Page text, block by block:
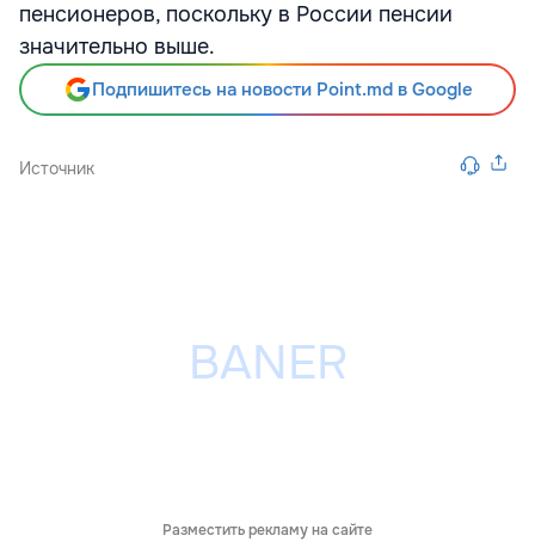
пенсионеров, поскольку в России пенсии
значительно выше.
Подпишитесь на новости Point.md в Google
Источник
Разместить рекламу на сайте